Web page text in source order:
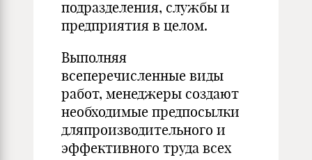
подразделения, службы и
предприятия в целом.
Выполняя
всеперечисленные виды
работ, менеджеры создают
необходимые предпосылки
дляпроизводительного и
эффективного труда всех